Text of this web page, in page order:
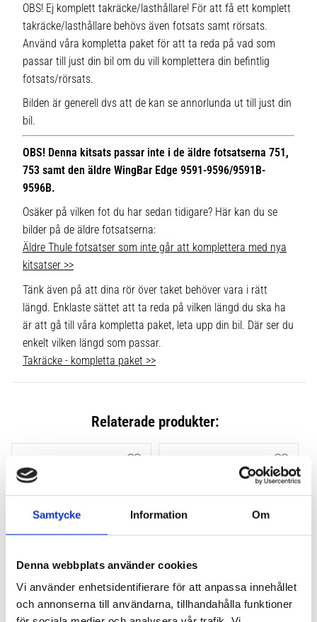
Samtycke Information Om
Denna webbplats använder cookies
Vi använder enhetsidentifierare för att anpassa innehållet
och annonserna till användarna, tillhandahålla funktioner
OBS! Ej komplett takräcke/lasthållare! För att få ett komplett
takräcke/lasthållare behövs även fotsats samt rörsats.
Använd våra kompletta paket för att ta reda på vad som
passar till just din bil om du vill komplettera din befintlig
fotsats/rörsats.
Bilden är generell dvs att de kan se annorlunda ut till just din
bil.
OBS! Denna kitsats passar inte i de äldre fotsatserna 751,
753 samt den äldre WingBar Edge 9591-9596/9591B-
9596B.
Osäker på vilken fot du har sedan tidigare? Här kan du se
bilder på de äldre fotsatserna:
Äldre Thule fotsatser som inte går att komplettera med nya
kitsatser >>
Tänk även på att dina rör över taket behöver vara i rätt
längd. Enklaste sättet att ta reda på vilken längd du ska ha
är att gå till våra kompletta paket, leta upp din bil. Där ser du
enkelt vilken längd som passar.
Takräcke - kompletta paket >>
Relaterade produkter:
THULE FLUSH RAIL EVO
4-PACK 710600
THULE FLUSH RAIL
EDGE FOTSATS 4-PACK
Lägg